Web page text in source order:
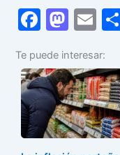
F
c
e
b
o
M
st
o
d
o
E
ai
l
Te puede interesar: